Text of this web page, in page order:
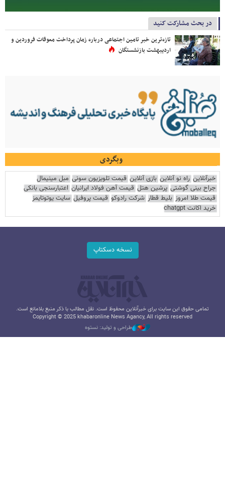
در بحث مشارکت کنید
تازه‌ترین خبر تامین اجتماعی درباره زمان پرداخت معوقات فروردین و
اردیبهشت بازنشستگان
وبگردی
خبرآنلاین راه نو آنلاین بازی آنلاین قیمت تلویزیون سونی مبل مینیمال
جراح بینی گوشتی پرشین هتل قیمت آهن فولاد ایرانیان اعتبارسنجی بانکی
قیمت طلا امروز بلیط قطار شرکت رادوکو قیمت پروفیل سایت یوتوتایمز
خرید اکانت chatgpt
نسخه دسکتاپ
تمامی حقوق این سایت برای خبرآنلاین محفوظ است. نقل مطالب با ذکر منبع بلامانع است.
Copyright © 2025 khabaronline News Agancy, All rights reserved
طراحی و تولید: نستوه